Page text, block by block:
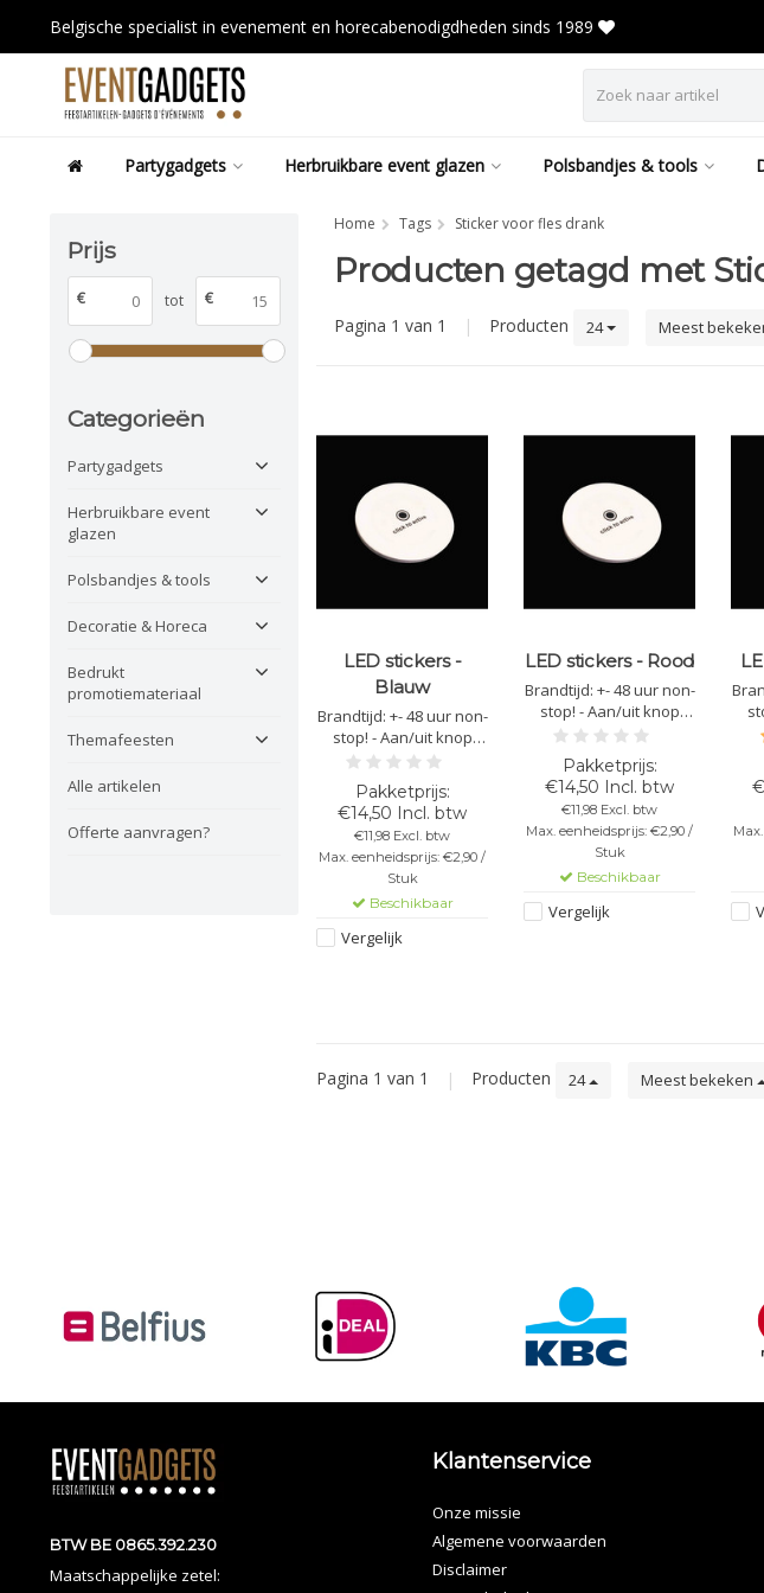
Belgische specialist in evenement en horecabenodigdheden sinds 1989
Partygadgets Herbruikbare event glazen Polsbandjes & tools
Prijs
€ tot €
Categorieën
Partygadgets
Herbruikbare event
glazen
Polsbandjes & tools
Decoratie & Horeca
Bedrukt
promotiemateriaal
Themafeesten
Alle artikelen
Offerte aanvragen?
Home Tags Sticker voor fles drank
Producten getagd met
Pagina 1 van 1 | Producten 24 Meest
LED stickers -
Blauw
Brandtijd: +- 48 uur non-
stop! - Aan/uit knop
voor batterijbesparing -
Sticker plakt aan alle
oppervlaktes - 3
verschillende standen -
Diameter: 5cm - Kleur:
Blauw
€14,50 Incl. btw
€11,98 Excl. btw
Max. eenheidsprijs: €2,90 /
Stuk
Beschikbaar
Vergelijk
LED stickers - Rood
Brandtijd: +- 48 uur non-
stop! - Aan/uit knop
voor batterijbesparing -
Sticker plakt aan alle
oppervlaktes - 3
Verschillende standen -
Diameter: 5cm - Kleur
Rood
€14,50 Incl. btw
€11,98 Excl. btw
Max. eenheidsprijs: €2,90 /
Stuk
Beschikbaar
Vergelijk
Pagina 1 van 1 | Producten 24 Meest bekeken
BTW BE 0865.392.230
Maatschappelijke zetel:
Klantenservice
Onze missie
Algemene voorwaarden
Disclaimer